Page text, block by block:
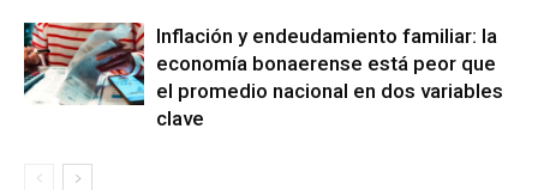
Inflación y endeudamiento familiar: la
economía bonaerense está peor que
el promedio nacional en dos variables
clave